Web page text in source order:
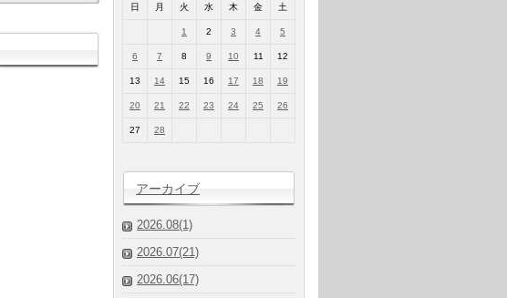
日 月 火 水 木 金 土
1 2 3 4 5
6 7 8 9 10 11 12
13 14 15 16 17 18 19
20 21 22 23 24 25 26
27 28
アーカイブ
2026.08(1)
2026.07(21)
2026.06(17)